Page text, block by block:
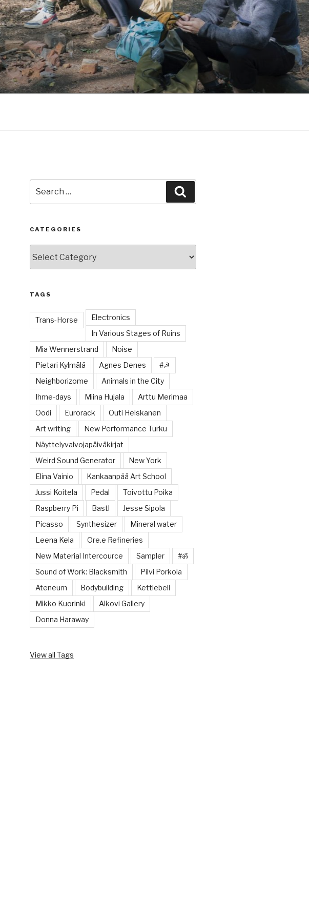
for:
CATEGORIES
TAGS
Trans-Horse
Electronics
In Various Stages of Ruins
Mia Wennerstrand
Noise
Pietari Kylmälä
Agnes Denes
#☭
Neighborizome
Animals in the City
Ihme-days
Miina Hujala
Arttu Merimaa
Oodi
Eurorack
Outi Heiskanen
Art writing
New Performance Turku
Näyttelyvalvojapäiväkirjat
Weird Sound Generator
New York
Elina Vainio
Kankaanpää Art School
Jussi Koitela
Pedal
Toivottu Poika
Raspberry Pi
Bastl
Jesse Sipola
Picasso
Synthesizer
Mineral water
Leena Kela
Ore.e Refineries
New Material Intercource
Sampler
#ॐ
Sound of Work: Blacksmith
Pilvi Porkola
Ateneum
Bodybuilding
Kettlebell
Mikko Kuorinki
Alkovi Gallery
Donna Haraway
View all Tags